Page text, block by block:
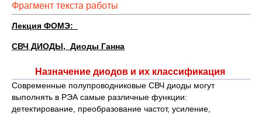
Фрагмент текста работы
Лекция ФОМЭ:
СВЧ ДИОДЫ, Диоды Ганна
Назначение диодов и их классификация
Современные полупроводниковые СВЧ диоды могут
выполнять в РЭА самые различные функции:
детектирование, преобразование частот, усиление,